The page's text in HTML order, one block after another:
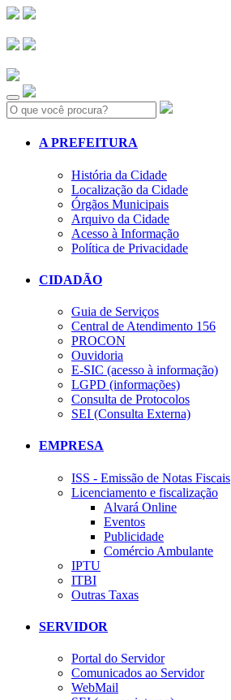
Search:
A PREFEITURA
História da Cidade
Localização da Cidade
Órgãos Municipais
Arquivo da Cidade
Acesso à Informação
Política de Privacidade
CIDADÃO
Guia de Serviços
Central de Atendimento 156
PROCON
Ouvidoria
E-SIC (acesso à informação)
LGPD (informações)
Consulta de Protocolos
SEI (Consulta Externa)
EMPRESA
ISS - Emissão de Notas Fiscais
Licenciamento e fiscalização
Alvará Online
Eventos
Publicidade
Comércio Ambulante
IPTU
ITBI
Outras Taxas
SERVIDOR
Portal do Servidor
Comunicados ao Servidor
WebMail